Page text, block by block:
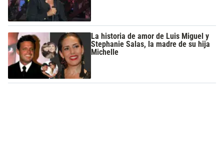
La historia de amor de Luis Miguel y
Stephanie Salas, la madre de su hija
Michelle